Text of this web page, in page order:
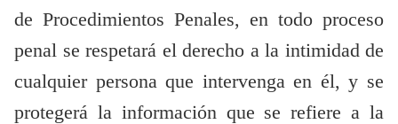
de Procedimientos Penales, en todo proceso
penal se respetará el derecho a la intimidad de
cualquier persona que intervenga en él, y se
protegerá la información que se refiere a la